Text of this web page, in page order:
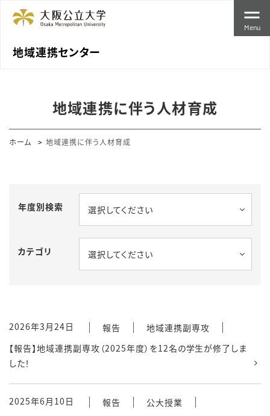
地域連携センター
Menu
地域連携に伴う人材育成
ホーム 地域連携に伴う人材育成
年度別検索 選択してください
カテゴリ 選択してください
2026年3月24日 報告
地域連携副専攻
【報告】地域連携副専攻（2025年度）を12名の学生が修了しま
した！
2025年6月10日 報告
公大授業